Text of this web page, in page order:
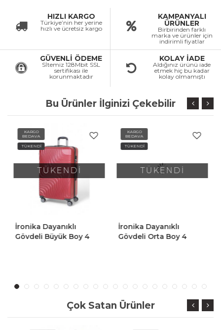
HIZLI KARGO
Türkiye’nin her yerine
hızlı ve ücretsiz kargo
KAMPANYALI
ÜRÜNLER
Birbirinden farklı
marka ve ürünler için
indirimli fiyatlar
GÜVENLİ ÖDEME
Sİtemiz 128Mbit SSL
sertifikası ile
korunmaktadır
KOLAY İADE
Aldığınız ürünü iade
etmek hiç bu kadar
kolay olmamıştı
Bu Ürünler İlginizi Çekebilir
KARGO
BEDAVA
TÜKENDİ
TÜKENDİ
İronika Dayanıklı
Gövdeli Büyük Boy 4
KARGO
BEDAVA
TÜKENDİ
TÜKENDİ
İronika Dayanıklı
Gövdeli Orta Boy 4
Çok Satan Ürünler